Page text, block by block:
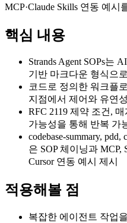
MCP·Claude Skills 연동 예시
핵심 내용
Strands Agent SOPs는
기반 마크다운 형식으
코드로 정의한 워크플
지점에서 제어와 유연
RFC 2119 제약 조건,
가능성을 통해 반복 가
codebase-summary, pdd,
은 SOP 체이닝과 MCP,
Cursor 연동 예시 제시
적용해볼 점
복잡한 에이전트 작업